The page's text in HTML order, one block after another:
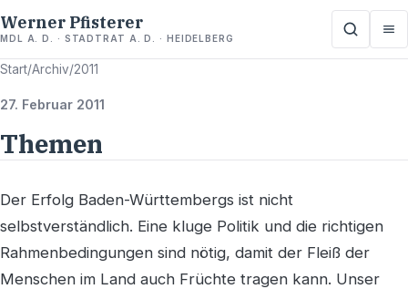
Werner Pfisterer
MDL A. D. · STADTRAT A. D. · HEIDELBERG
Start/Archiv/2011
27. Februar 2011
Themen
Der Erfolg Baden-Württembergs ist nicht
selbstverständlich. Eine kluge Politik und die richtigen
Rahmenbedingungen sind nötig, damit der Fleiß der
Menschen im Land auch Früchte tragen kann. Unser